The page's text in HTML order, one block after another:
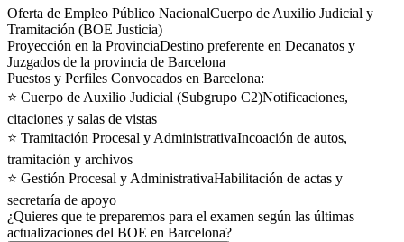
Oferta de Empleo Público NacionalCuerpo de Auxilio Judicial y
Tramitación (BOE Justicia)
Proyección en la ProvinciaDestino preferente en Decanatos y
Juzgados de la provincia de Barcelona
Puestos y Perfiles Convocados en Barcelona:
⭐ Cuerpo de Auxilio Judicial (Subgrupo C2)Notificaciones,
citaciones y salas de vistas
⭐ Tramitación Procesal y AdministrativaIncoación de autos,
tramitación y archivos
⭐ Gestión Procesal y AdministrativaHabilitación de actas y
secretaría de apoyo
¿Quieres que te preparemos para el examen según las últimas
actualizaciones del BOE en Barcelona?